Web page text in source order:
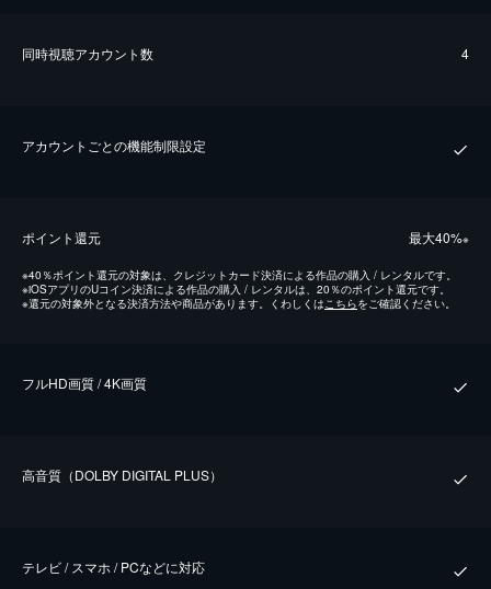
同時視聴アカウント数 4
アカウントごとの機能制限設定
ポイント還元 最⼤40%※
※40％ポイント還元の対象は、クレジットカード決済による作品の購入 / レンタルです。
※iOSアプリのUコイン決済による作品の購入 / レンタルは、20％のポイント還元です。
※還元の対象外となる決済方法や商品があります。くわしくはこちらをご確認ください。
フルHD画質 / 4K画質
⾼⾳質（DOLBY DIGITAL PLUS）
テレビ / スマホ / PCなどに対応